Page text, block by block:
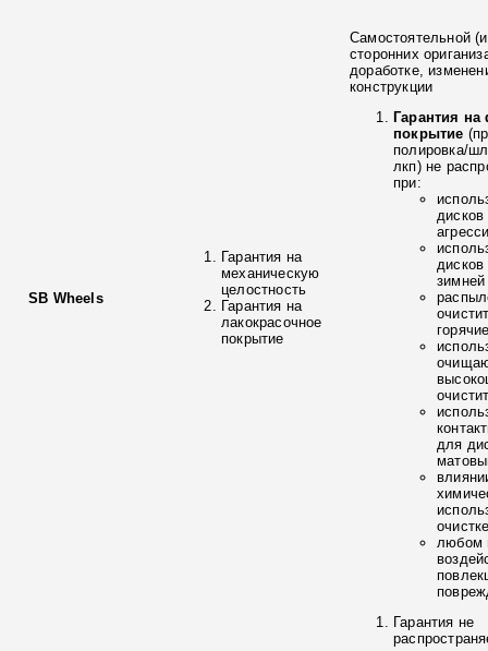
SB Wheels
Гарантия на
механическую
целостность
Гарантия на
лакокрасочное
покрытие
Самостоятельной
сторонних
доработке,
конструкции
Гарантия
покрытие
полировка/
лкп) не
при:
зимней
для
любом
Гарантия не